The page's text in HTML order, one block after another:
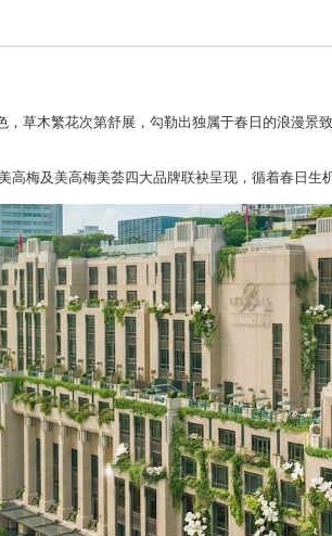
草木繁花次第舒展，勾勒出独属于春日的浪漫
高梅及美高梅美荟四大品牌联袂呈现，循着春日